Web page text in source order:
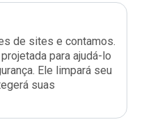
de sites e contamos.
para ajudá-lo
Ele limpará seu
suas